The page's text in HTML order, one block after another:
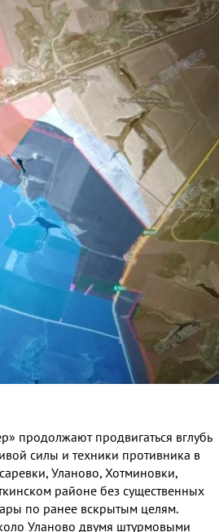
продолжают продвигаться вглубь
силы и техники противника в
Уланово, Хотминовки,
районе без существенных
по ранее вскрытым целям.
Уланово двумя штурмовыми